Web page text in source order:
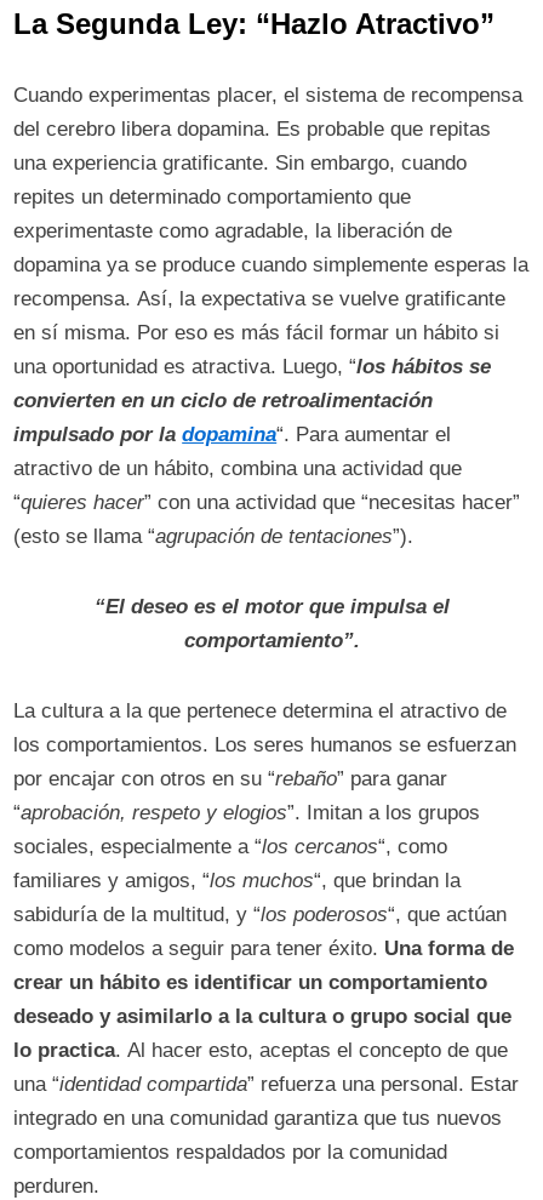
La Segunda Ley: “Hazlo Atractivo”
Cuando experimentas placer, el sistema de recompensa
del cerebro libera dopamina. Es probable que repitas
una experiencia gratificante. Sin embargo, cuando
repites un determinado comportamiento que
experimentaste como agradable, la liberación de
dopamina ya se produce cuando simplemente esperas la
recompensa. Así, la expectativa se vuelve gratificante
en sí misma. Por eso es más fácil formar un hábito si
una oportunidad es atractiva. Luego, “los hábitos se
convierten en un ciclo de retroalimentación
impulsado por ladopamina“. Para aumentar el
atractivo de un hábito, combina una actividad que
“quieres hacer” con una actividad que “necesitas hacer”
(esto se llama “agrupación de tentaciones”).
“El deseo es el motor que impulsa el
comportamiento”.
La cultura a la que pertenece determina el atractivo de
los comportamientos. Los seres humanos se esfuerzan
por encajar con otros en su “rebaño” para ganar
“aprobación, respeto y elogios”. Imitan a los grupos
sociales, especialmente a “los cercanos“, como
familiares y amigos, “los muchos“, que brindan la
sabiduría de la multitud, y “los poderosos“, que actúan
como modelos a seguir para tener éxito. Una forma de
crear un hábito es identificar un comportamiento
deseado y asimilarlo a la cultura o grupo social que
lo practica. Al hacer esto, aceptas el concepto de que
una “identidad compartida” refuerza una personal. Estar
integrado en una comunidad garantiza que tus nuevos
comportamientos respaldados por la comunidad
perduren.